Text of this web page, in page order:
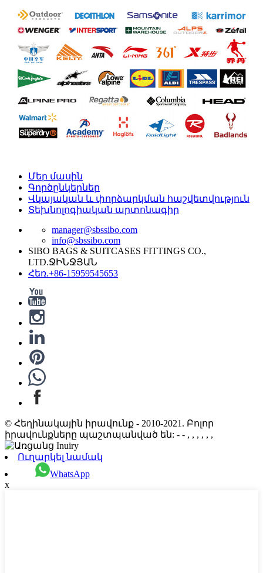
Մեր մասին
Գործընկերներ
Վկայական և փորձարկման հաշվետվություն
Տեխնոլոգիական արտոնագիր
manager@sbssibo.com
info@sbssibo.com
SIBO BAGS & SUITCASES FITTINGS CO.,
LTD.ՋԻՆՋՅԱՆ
Հեռ.+86-15959545653
© Հեղինակային իրավունք - 2010-2021. Բոլոր
իրավունքները պաշտպանված են: - - , , , , , ,
Ուղարկել նամակ
WhatsApp
x